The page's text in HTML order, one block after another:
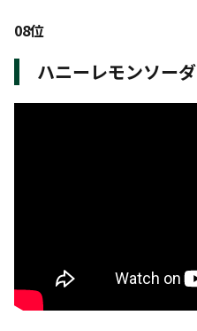
08位
ハニーレモンソーダ